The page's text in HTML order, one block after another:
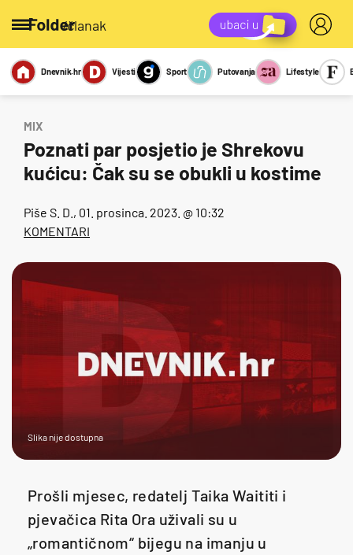
/članak
Miks Kviz
Report
Sexy
Dnevnik.hr Vijesti Sport Putovanja Lifestyle
MIX
Poznati par posjetio je Shrekovu
kućicu: Čak su se obukli u kostime
Piše S. D. , 01. prosinca. 2023. @ 10:32
KOMENTARI
Slika nije dostupna
Prošli mjesec, redatelj Taika Waititi i
pjevačica Rita Ora uživali su u
„romantičnom“ bijegu na imanju u